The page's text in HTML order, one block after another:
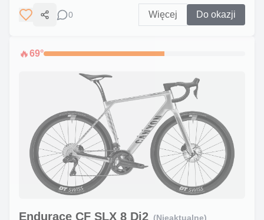
Udostępnij
0 Więcej Do okazji
🔥69°
Endurace CF SLX 8 Di2 (Nieaktualne)